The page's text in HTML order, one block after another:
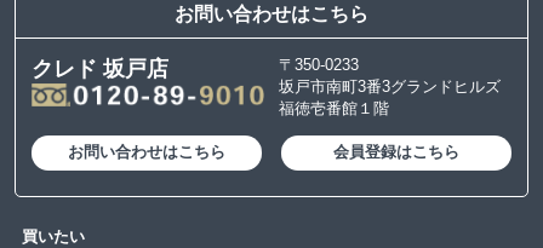
お問い合わせはこちら
クレド 坂戸店
〒350-0233
坂戸市南町3番3グランドヒルズ
福徳壱番館１階
お問い合わせはこちら 会員登録はこちら
買いたい